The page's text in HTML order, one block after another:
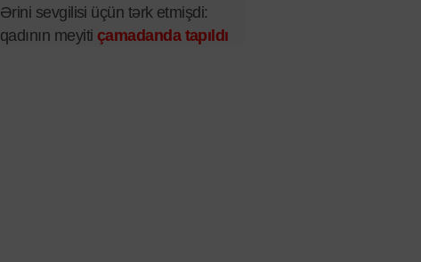
Ərini sevgilisi üçün tərk etmişdi:
qadının meyiti çamadanda tapıldı